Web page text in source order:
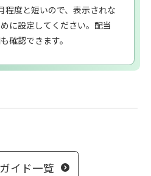
程度と短いので、表示されな
に設定してください。配当
確認できます。
イド一覧